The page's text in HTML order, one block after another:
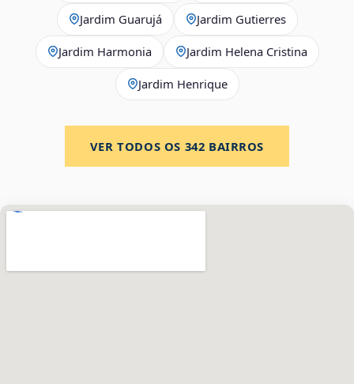
Jardim Guarujá Jardim Gutierres
Jardim Harmonia Jardim Helena Cristina
Jardim Henrique
VER TODOS OS 342 BAIRROS